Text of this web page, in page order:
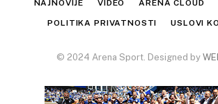
NAJNOVIJE VIDEO ARENA CLOUD
POLITIKA PRIVATNOSTI USLOVI
© 2024 Arena Sport. Designed by